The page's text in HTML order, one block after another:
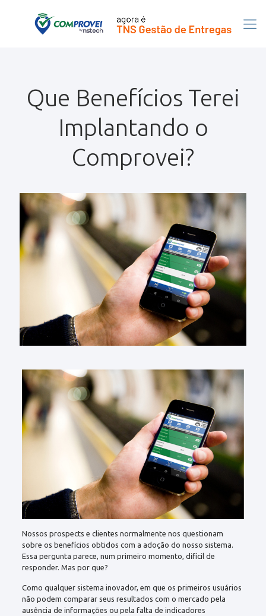
Que Benefícios Terei
Implantando o
Comprovei?
Nossos prospects e clientes normalmente nos questionam
sobre os benefícios obtidos com a adoção do nosso sistema.
Essa pergunta parece, num primeiro momento, difícil de
responder. Mas por que?
Como qualquer sistema inovador, em que os primeiros usuários
não podem comparar seus resultados com o mercado pela
ausência de informações ou pela falta de indicadores